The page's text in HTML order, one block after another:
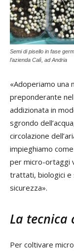
Semi di pisello in fase
l’azienda Calì, ad Andria
«Adoperiamo una
preponderante
addizionata in
sgrondo
circolazione
impieghiamo
per micro-ortaggi
trattati, biologici e
sicurezza».
La tecnica
Per coltivare